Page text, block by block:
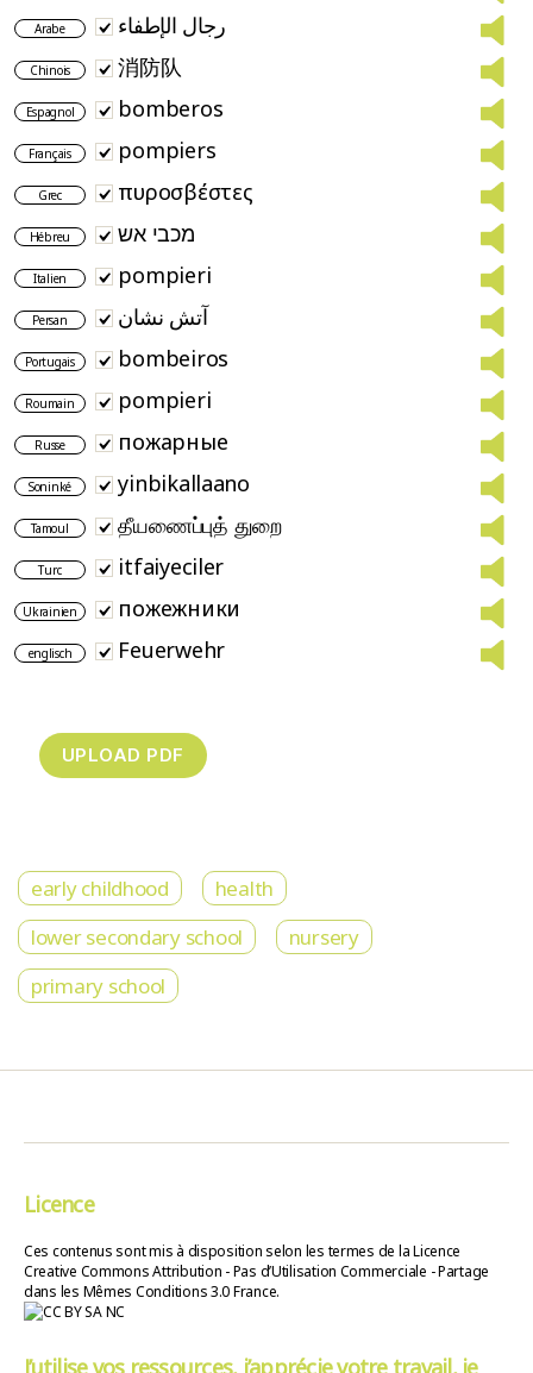
Arabe رجال الإطفاء
Chinois 消防队
Espagnol bomberos
Français pompiers
Grec πυροσβέστες
Hébreu מכבי אש
Italien pompieri
Persan آتش نشان
Portugais bombeiros
Roumain pompieri
Russe пожарные
Soninké yinbikallaano
Tamoul தீயணைப்புத் துறை
Turc itfaiyeciler
Ukrainien пожежники
englisch Feuerwehr
early childhood
health
lower secondary school
nursery
primary school
Licence
Ces contenus sont mis à disposition selon les termes de la Licence
Creative Commons Attribution - Pas d’Utilisation Commerciale - Partage
dans les Mêmes Conditions 3.0 France.